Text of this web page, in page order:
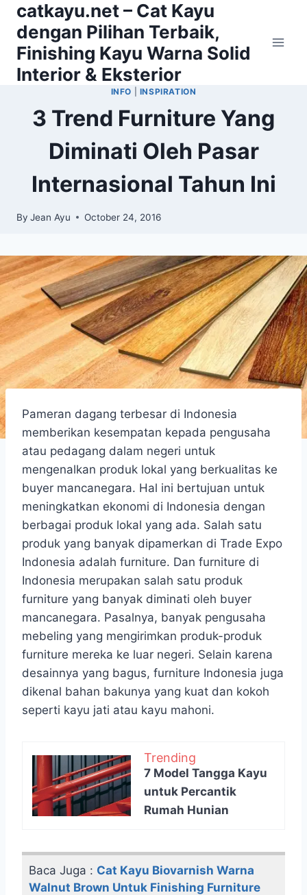
Skip
content
catkayu.net – Cat Kayu
dengan Pilihan Terbaik,
Finishing Kayu Warna Solid
Interior & Eksterior
INFO INSPIRATION
3 Trend Furniture Yang
Diminati Oleh Pasar
Internasional Tahun Ini
By Jean Ayu October 24, 2016
Pameran dagang terbesar di Indonesia
memberikan kesempatan kepada pengusaha
atau pedagang dalam negeri untuk
mengenalkan produk lokal yang berkualitas ke
buyer mancanegara. Hal ini bertujuan untuk
meningkatkan ekonomi di Indonesia dengan
berbagai produk lokal yang ada. Salah satu
produk yang banyak dipamerkan di Trade Expo
Indonesia adalah furniture. Dan furniture di
Indonesia merupakan salah satu produk
furniture yang banyak diminati oleh buyer
mancanegara. Pasalnya, banyak pengusaha
mebeling yang mengirimkan produk-produk
furniture mereka ke luar negeri. Selain karena
desainnya yang bagus, furniture Indonesia juga
dikenal bahan bakunya yang kuat dan kokoh
seperti kayu jati atau kayu mahoni.
Trending
7 Model Tangga Kayu
untuk Percantik
Rumah Hunian
Baca Juga : Cat Kayu Biovarnish Warna
Walnut Brown Untuk Finishing Furniture